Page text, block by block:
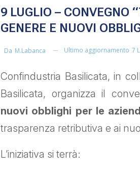
9 LUGLIO – CONVEGNO
GENERE E NUOVI
Da M.labanca Ultimo aggiornamento 7
Confindustria Basilicata, in
Basilicata, organizza il
nuovi obblighi per le
trasparenza retributiva e ai
L’iniziativa si terrà: